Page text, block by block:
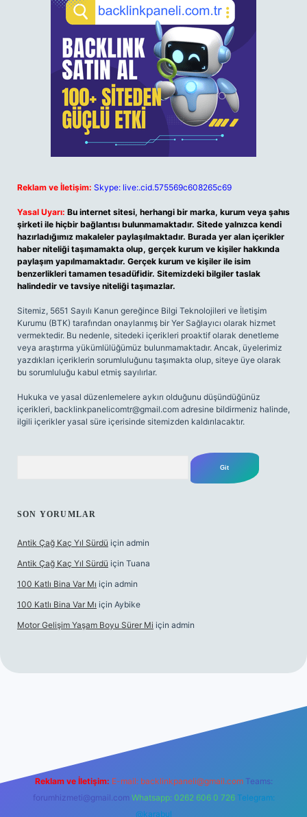
Reklam ve İletişim: Skype: live:.cid.575569c608265c69
Yasal Uyarı: Bu internet sitesi, herhangi bir marka, kurum veya şahıs
şirketi ile hiçbir bağlantısı bulunmamaktadır. Sitede yalnızca kendi
hazırladığımız makaleler paylaşılmaktadır. Burada yer alan içerikler
haber niteliği taşımamakta olup, gerçek kurum ve kişiler hakkında
paylaşım yapılmamaktadır. Gerçek kurum ve kişiler ile isim
benzerlikleri tamamen tesadüfidir. Sitemizdeki bilgiler taslak
halindedir ve tavsiye niteliği taşımazlar.
Sitemiz, 5651 Sayılı Kanun gereğince Bilgi Teknolojileri ve İletişim
Kurumu (BTK) tarafından onaylanmış bir Yer Sağlayıcı olarak hizmet
vermektedir. Bu nedenle, sitedeki içerikleri proaktif olarak denetleme
veya araştırma yükümlülüğümüz bulunmamaktadır. Ancak, üyelerimiz
yazdıkları içeriklerin sorumluluğunu taşımakta olup, siteye üye olarak
bu sorumluluğu kabul etmiş sayılırlar.
Hukuka ve yasal düzenlemelere aykırı olduğunu düşündüğünüz
içerikleri, backlinkpanelicomtr@gmail.com adresine bildirmeniz halinde,
ilgili içerikler yasal süre içerisinde sitemizden kaldırılacaktır.
SON YORUMLAR
Antik Çağ Kaç Yıl Sürdü için admin
Antik Çağ Kaç Yıl Sürdü için Tuana
100 Katlı Bina Var Mı için admin
100 Katlı Bina Var Mı için Aybike
Motor Gelişim Yaşam Boyu Sürer Mi için admin
Reklam ve İletişim: E-mail: backlinkpaneli@gmail.com Teams:
forumhizmeti@gmail.com Whatsapp: 0262 606 0 726 Telegram:
@karabul